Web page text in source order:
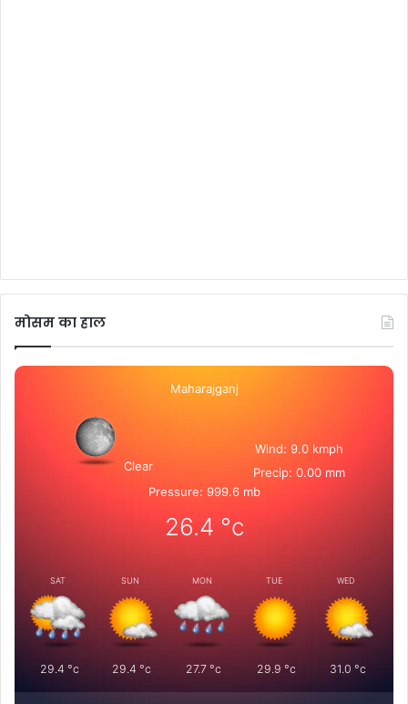
मोसम का हाल
Maharajganj
Clear
Wind: 9.0 kmph
Precip: 0.00 mm
Pressure: 999.6 mb
26.4 °c
SAT
29.4 °c
SUN
29.4 °c
MON
27.7 °c
TUE
29.9 °c
WED
31.0 °c